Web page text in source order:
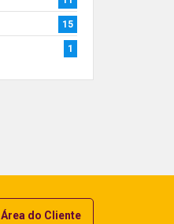
15
1
Área do Cliente